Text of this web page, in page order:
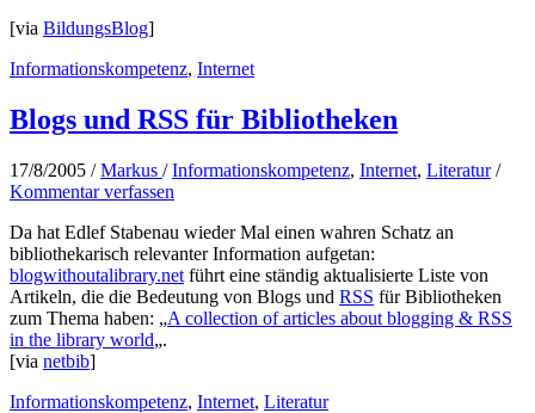
[via BildungsBlog]
Informationskompetenz, Internet
Blogs und RSS für Bibliotheken
17/8/2005 /Markus /Informationskompetenz, Internet, Literatur/
Kommentar verfassen
Da hat Edlef Stabenau wieder Mal einen wahren Schatz an
bibliothekarisch relevanter Information aufgetan:
blogwithoutalibrary.net führt eine ständig aktualisierte Liste von
Artikeln, die die Bedeutung von Blogs und RSS für Bibliotheken
zum Thema haben: „A collection of articles about blogging & RSS
in the library world„.
[via netbib]
Informationskompetenz, Internet, Literatur